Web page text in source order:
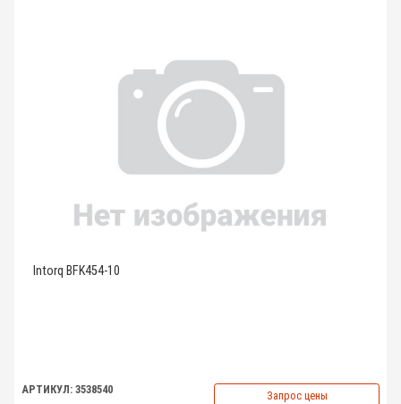
Intorq BFK454-10
АРТИКУЛ: 3538540 Запрос цены